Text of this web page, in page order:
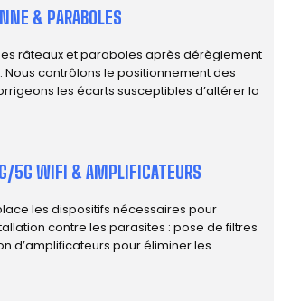
& PARABOLES
râteaux et paraboles après dérèglement
Nous contrôlons le positionnement des
les écarts susceptibles d’altérer la
5G WIFI & AMPLIFICATEURS
les dispositifs nécessaires pour
contre les parasites : pose de filtres
d’amplificateurs pour éliminer les